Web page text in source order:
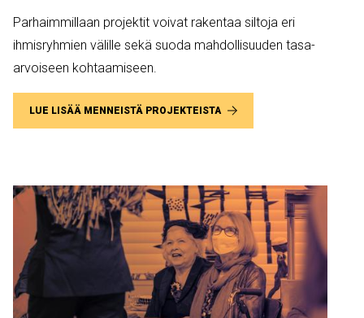
Parhaimmillaan projektit voivat rakentaa siltoja eri
ihmisryhmien välille sekä suoda mahdollisuuden tasa-
arvoiseen kohtaamiseen.
LUE LISÄÄ MENNEISTÄ PROJEKTEISTA